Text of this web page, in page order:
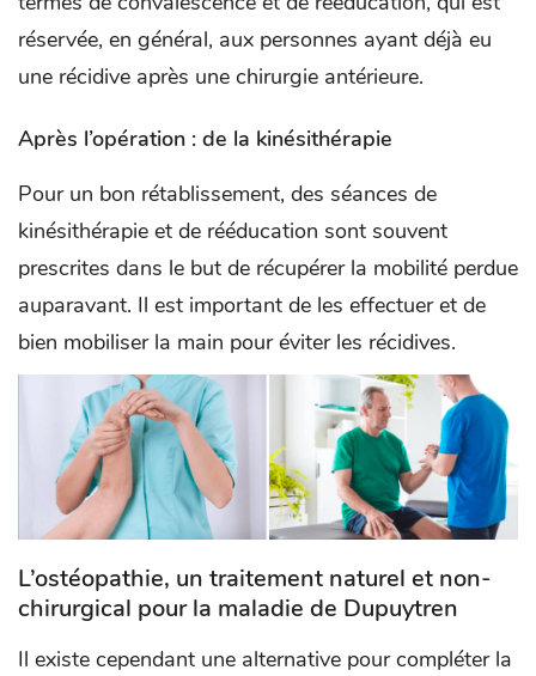
réservée, en général, aux personnes ayant déjà eu
une récidive après une chirurgie antérieure.
Après l’opération : de la kinésithérapie
Pour un bon rétablissement, des séances de
kinésithérapie et de rééducation sont souvent
prescrites dans le but de récupérer la mobilité perdue
auparavant. Il est important de les effectuer et de
bien mobiliser la main pour éviter les récidives.
L’ostéopathie, un traitement naturel et non-
chirurgical pour la maladie de Dupuytren
Il existe cependant une alternative pour compléter la